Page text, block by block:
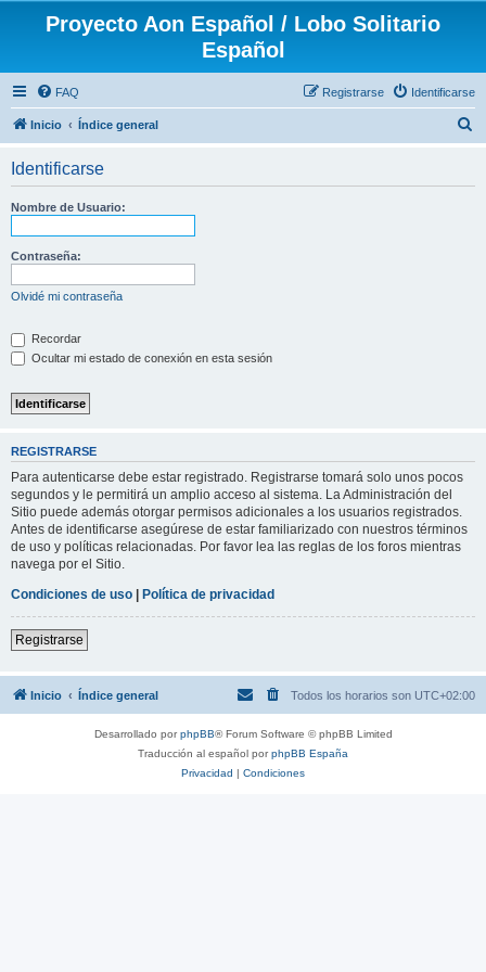
Proyecto Aon Español / Lobo Solitario
Español
FAQ Identificarse
Registrarse
Inicio Índice general
Identificarse
Nombre de Usuario:
Contraseña:
Olvidé mi contraseña
Recordar
Ocultar mi estado de conexión en esta sesión
REGISTRARSE
Para autenticarse debe estar registrado. Registrarse tomará solo unos pocos
segundos y le permitirá un amplio acceso al sistema. La Administración del
Sitio puede además otorgar permisos adicionales a los usuarios registrados.
Antes de identificarse asegúrese de estar familiarizado con nuestros términos
de uso y políticas relacionadas. Por favor lea las reglas de los foros mientras
navega por el Sitio.
Condiciones de uso | Política de privacidad
Registrarse
Inicio Índice general Todos los horarios son UTC+02:00
Desarrollado porphpBB® Forum Software © phpBB Limited
Traducción al español porphpBB España
Privacidad | Condiciones